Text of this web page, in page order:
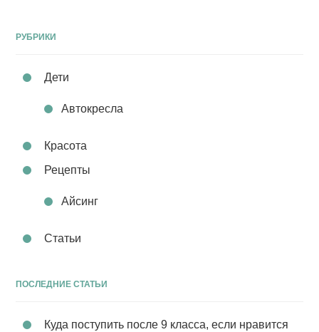
РУБРИКИ
Дети
Автокресла
Красота
Рецепты
Айсинг
Статьи
ПОСЛЕДНИЕ СТАТЬИ
Куда поступить после 9 класса, если нравится